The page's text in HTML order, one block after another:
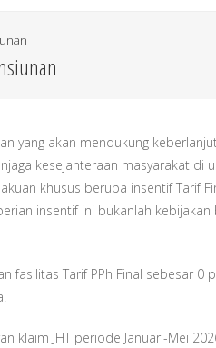
yang akan mendukung
kesejahteraan masyarakat di
khusus berupa insentif Tarif
insentif ini bukanlah
fasilitas Tarif PPh Final sebesar 0
klaim JHT periode Januari-Mei